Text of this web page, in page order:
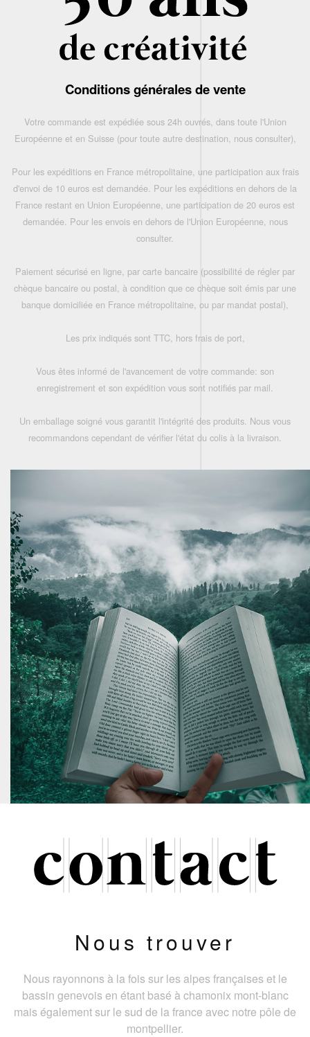
Conditions générales de vente
Votre commande est expédiée sous 24h ouvrés, dans toute l'Union
Européenne et en Suisse (pour toute autre destination, nous consulter),
Pour les expéditions en France métropolitaine, une participation aux frais
d'envoi de 10 euros est demandée. Pour les expéditions en dehors de la
France restant en Union Européenne, une participation de 20 euros est
demandée. Pour les envois en dehors de l'Union Européenne, nous
consulter.
Paiement sécurisé en ligne, par carte bancaire (possibilité de régler par
chèque bancaire ou postal, à condition que ce chèque soit émis par une
banque domiciliée en France métropolitaine, ou par mandat postal),
Les prix indiqués sont TTC, hors frais de port,
Vous êtes informé de l'avancement de votre commande: son
enregistrement et son expédition vous sont notifiés par mail.
Un emballage soigné vous garantit l'intégrité des produits. Nous vous
recommandons cependant de vérifier l'état du colis à la livraison.
Nous trouver
Nous rayonnons à la fois sur les alpes françaises et le
bassin genevois en étant basé à chamonix mont-blanc
mais également sur le sud de la france avec notre pôle de
montpellier.